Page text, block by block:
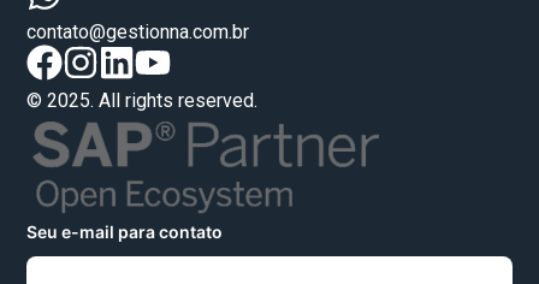
contato@gestionna.com.br
© 2025. All rights reserved.
Seu e-mail para contato